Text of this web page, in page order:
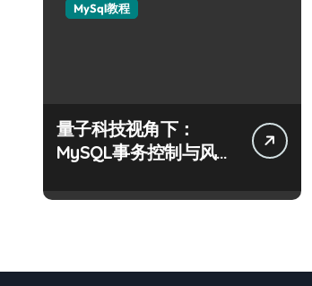
MySql教程
量子科技视角下：
MySQL事务控制与风控